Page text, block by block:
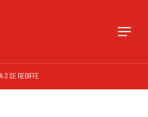
3 SE REBIFFE